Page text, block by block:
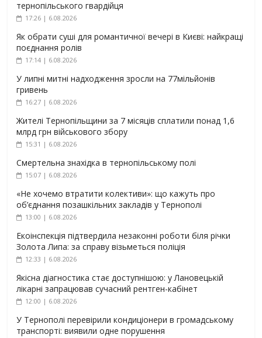
тернопільського гвардійця
17:26 | 6.08.2026
Як обрати суші для романтичної вечері в Києві: найкращі
поєднання ролів
17:14 | 6.08.2026
У липні митні надходження зросли на 77мільйонів
гривень
16:27 | 6.08.2026
Жителі Тернопільщини за 7 місяців сплатили понад 1,6
млрд грн військового збору
15:31 | 6.08.2026
Смертельна знахідка в тернопільському полі
15:07 | 6.08.2026
«Не хочемо втратити колективи»: що кажуть про
об’єднання позашкільних закладів у Тернополі
13:00 | 6.08.2026
Екоінспекція підтвердила незаконні роботи біля річки
Золота Липа: за справу візьметься поліція
12:33 | 6.08.2026
Якісна діагностика стає доступнішою: у Лановецькій
лікарні запрацював сучасний рентген-кабінет
12:00 | 6.08.2026
У Тернополі перевірили кондиціонери в громадському
транспорті: виявили одне порушення